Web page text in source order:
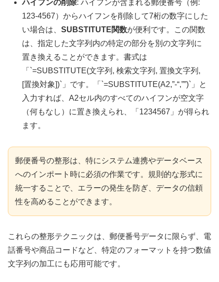
ハイフンの削除: ハイフンが含まれる郵便番号（例:
123-4567）からハイフンを削除して7桁の数字にした
い場合は、SUBSTITUTE関数が便利です。この関数
は、指定した文字列内の特定の部分を別の文字列に
置き換えることができます。書式は
「`=SUBSTITUTE(文字列, 検索文字列, 置換文字列,
[置換対象])`」です。「`=SUBSTITUTE(A2,”-“,””)`」と
入力すれば、A2セル内のすべてのハイフンが空文字
（何もなし）に置き換えられ、「1234567」が得られ
ます。
郵便番号の整形は、特にシステム連携やデータベース
へのインポート時に必須の作業です。規則的な形式に
統一することで、エラーの発生を防ぎ、データの信頼
性を高めることができます。
これらの整形テクニックは、郵便番号データに限らず、電
話番号や商品コードなど、特定のフォーマットを持つ数値
文字列の加工にも応用可能です。